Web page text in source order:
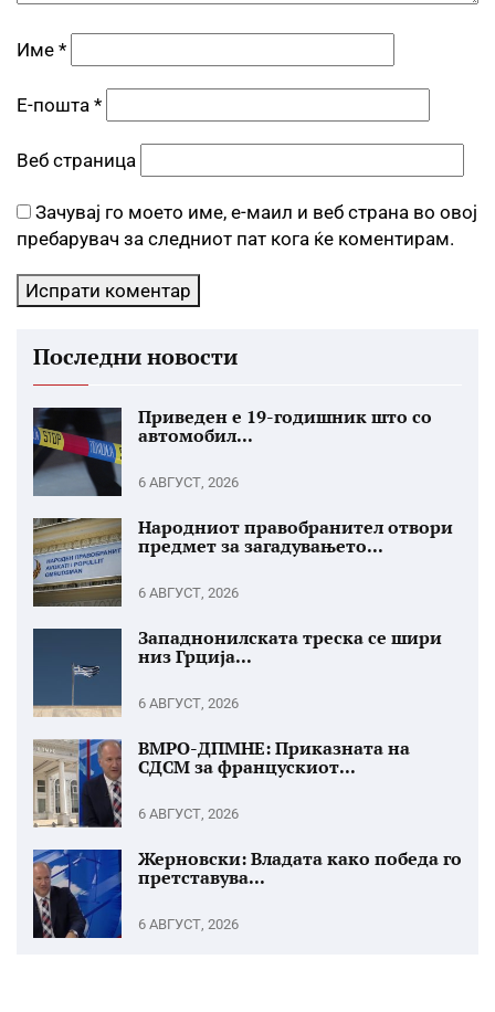
Име *
Е-пошта *
Веб страница
Зачувај го моето име, е-маил и веб страна во овој
пребарувач за следниот пат кога ќе коментирам.
Последни новости
Приведен е 19-годишник што со
автомобил...
6 АВГУСТ, 2026
Народниот правобранител отвори
предмет за загадувањето...
6 АВГУСТ, 2026
Западнонилската треска се шири
низ Грција...
6 АВГУСТ, 2026
ВМРО-ДПМНЕ: Приказната на
СДСМ за францускиот...
6 АВГУСТ, 2026
Жерновски: Владата како победа го
претставува...
6 АВГУСТ, 2026